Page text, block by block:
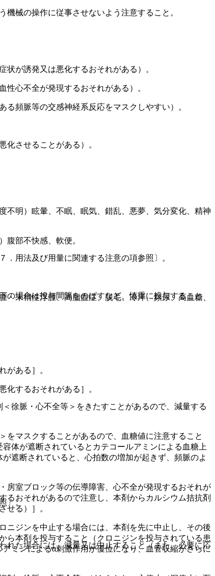
械の操作に従事させないよう注意すること。
が誘発又は悪化するおそれがある）。
心不全が発現するおそれがある）。
頻脈等の交感神経系反応をマスクしやすい）。
させることがある）。
用法及び用量に関連する注意の項参照〕。
場合は投与間隔をのばすなど、慎重に投与すること
徐脈・心不全等＞をきたすことがあるので、減量する
マスクすることがあるので、血糖値に注意すること
体が遮断されているとカテコールアミンによる血糖上
遮断されていると、心拍数の増加が起きず、頻脈のよ
室ブロック等の伝導障害、心不全が発現するおそれが
おそれがあるので注意し、本剤からカルシウム拮抗剤
せる）］。
ジンを中止する場合には、本剤を先に中止し、その後
ら本剤を投与すること（クロニジンを投与されている患
ミンによるα刺激作用が優位になり、血管収縮がさらに
明）眩暈、不眠、眠気、錯乱、悪夢、気分変化、精神
部不快感、軟便。
末梢性浮腫、高脂血症、脱毛、冷汗、頻尿、高血糖、
がある］。
するおそれがある］。
〕。
た場合には、減量又は中止すること（また、必要に応